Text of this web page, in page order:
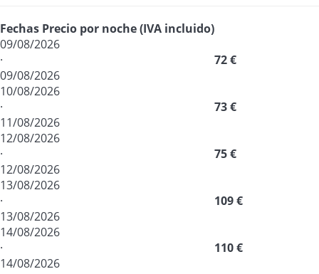
Fechas Precio por noche (IVA incluido)
09/08/2026
·
09/08/2026
72 €
10/08/2026
·
11/08/2026
73 €
12/08/2026
·
12/08/2026
75 €
13/08/2026
·
13/08/2026
109 €
14/08/2026
·
14/08/2026
110 €